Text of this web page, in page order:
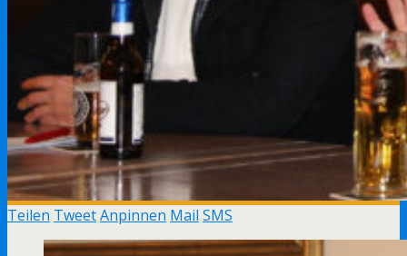
Teilen TweetAnpinnen Mail SMS